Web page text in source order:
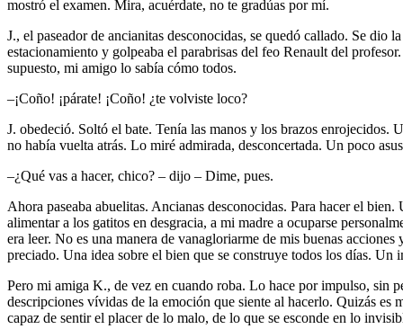
mostró el examen. Mira, acuérdate, no te gradúas por mí.
J., el paseador de ancianitas desconocidas, se quedó callado. Se
estacionamiento y golpeaba el parabrisas del feo Renault del
supuesto, mi amigo lo sabía cómo todos.
–¡Coño! ¡párate! ¡Coño! ¿te volviste loco?
J. obedeció. Soltó el bate. Tenía las manos y los brazos enrojecidos.
no había vuelta atrás. Lo miré admirada, desconcertada. Un poco
–¿Qué vas a hacer, chico? – dijo – Dime, pues.
Ahora paseaba abuelitas. Ancianas desconocidas. Para hacer el
alimentar a los gatitos en desgracia, a mi madre a ocuparse
era leer. No es una manera de vanagloriarme de mis buenas
preciado. Una idea sobre el bien que se construye todos los días. Un
Pero mi amiga K., de vez en cuando roba. Lo hace por impulso, sin
descripciones vívidas de la emoción que siente al hacerlo. Quizás es
capaz de sentir el placer de lo malo, de lo que se esconde en lo